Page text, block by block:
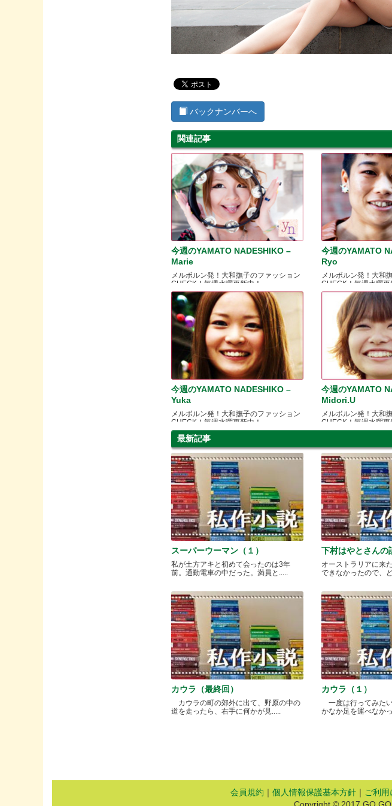
バックナンバーへ
関連記事
今週のYAMATO NADESHIKO –
Marie
メルボルン発！大和撫子のファッション
CHECK！毎週水曜更新中！
今週のYAMATO
Ryo
メルボルン発！大和
CHECK！毎週水曜更
今週のYAMATO NADESHIKO –
Yuka
メルボルン発！大和撫子のファッション
CHECK！毎週水曜更新中！
今週のYAMATO
Midori.U
メルボルン発！大和
CHECK！毎週水曜更
最新記事
スーパーウーマン（１）
私が土方アキと初めて会ったのは3年
前。通勤電車の中だった。満員と.....
下村はやとさんの
オーストラリアに来
できなかったので、
カウラ（最終回）
カウラの町の郊外に出て、野原の中の
道を走ったら、右手に何かが見.....
カウラ（１）
一度は行ってみた
かなか足を運べなか
会員規約 ｜ 個人情報保護基本方針 ｜ ご利